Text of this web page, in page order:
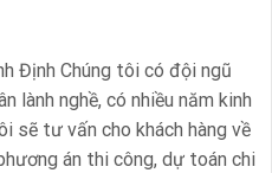
Định Chúng tôi có đội ngũ
lành nghề, có nhiều năm kinh
sẽ tư vấn cho khách hàng về
án thi công, dự toán chi